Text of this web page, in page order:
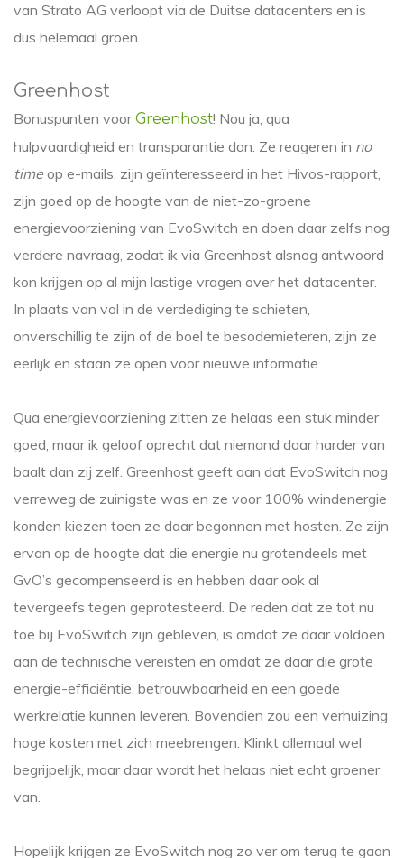
van Strato AG verloopt via de Duitse datacenters en is
dus helemaal groen.
Greenhost
Bonuspunten voorGreenhost! Nou ja, qua
hulpvaardigheid en transparantie dan. Ze reageren in no
timeop e-mails, zijn geïnteresseerd in het Hivos-rapport,
zijn goed op de hoogte van de niet-zo-groene
energievoorziening van EvoSwitch en doen daar zelfs nog
verdere navraag, zodat ik via Greenhost alsnog antwoord
kon krijgen op al mijn lastige vragen over het datacenter.
In plaats van vol in de verdediging te schieten,
onverschillig te zijn of de boel te besodemieteren, zijn ze
eerlijk en staan ze open voor nieuwe informatie.
Qua energievoorziening zitten ze helaas een stuk minder
goed, maar ik geloof oprecht dat niemand daar harder van
baalt dan zij zelf. Greenhost geeft aan dat EvoSwitch nog
verreweg de zuinigste was en ze voor 100% windenergie
konden kiezen toen ze daar begonnen met hosten. Ze zijn
ervan op de hoogte dat die energie nu grotendeels met
GvO’s gecompenseerd is en hebben daar ook al
tevergeefs tegen geprotesteerd. De reden dat ze tot nu
toe bij EvoSwitch zijn gebleven, is omdat ze daar voldoen
aan de technische vereisten en omdat ze daar die grote
energie-efficiëntie, betrouwbaarheid en een goede
werkrelatie kunnen leveren. Bovendien zou een verhuizing
hoge kosten met zich meebrengen. Klinkt allemaal wel
begrijpelijk, maar daar wordt het helaas niet echt groener
van.
Hopelijk krijgen ze EvoSwitch nog zo ver om terug te gaan